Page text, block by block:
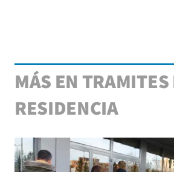
MÁS EN
RESIDENCIA